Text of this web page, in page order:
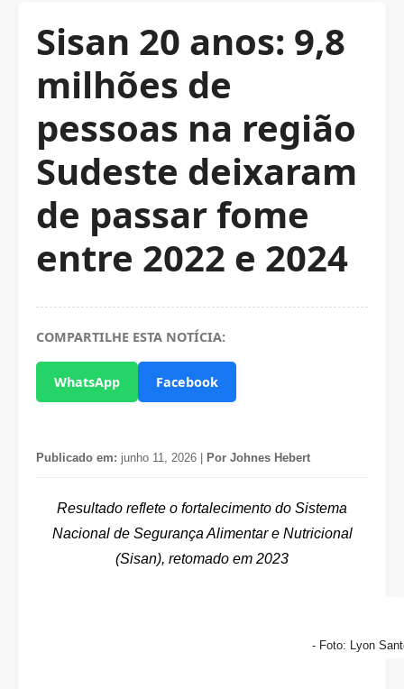
Sisan 20 anos: 9,8
milhões de
pessoas na região
Sudeste deixaram
de passar fome
entre 2022 e 2024
COMPARTILHE ESTA NOTÍCIA:
WhatsApp Facebook
Publicado em: junho 11, 2026 | Por Johnes Hebert
Resultado reflete o fortalecimento do Sistema
Nacional de Segurança Alimentar e Nutricional
(Sisan), retomado em 2023
- Foto: Lyon